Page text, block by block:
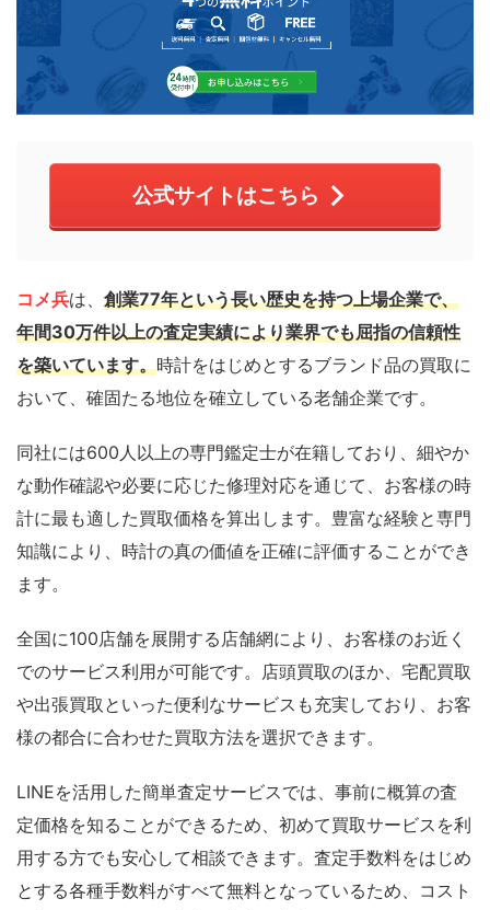
公式サイトはこちら
コメ兵は、 創業77年という長い歴史を持つ上場企業で、
年間30万件以上の査定実績により業界でも屈指の信頼性
を築いています。時計をはじめとするブランド品の買取に
おいて、確固たる地位を確立している老舗企業です。
同社には600人以上の専門鑑定士が在籍しており、細やか
な動作確認や必要に応じた修理対応を通じて、お客様の時
計に最も適した買取価格を算出します。豊富な経験と専門
知識により、時計の真の価値を正確に評価することができ
ます。
全国に100店舗を展開する店舗網により、お客様のお近く
でのサービス利用が可能です。店頭買取のほか、宅配買取
や出張買取といった便利なサービスも充実しており、お客
様の都合に合わせた買取方法を選択できます。
LINEを活用した簡単査定サービスでは、事前に概算の査
定価格を知ることができるため、初めて買取サービスを利
用する方でも安心して相談できます。査定手数料をはじめ
とする各種手数料がすべて無料となっているため、コスト